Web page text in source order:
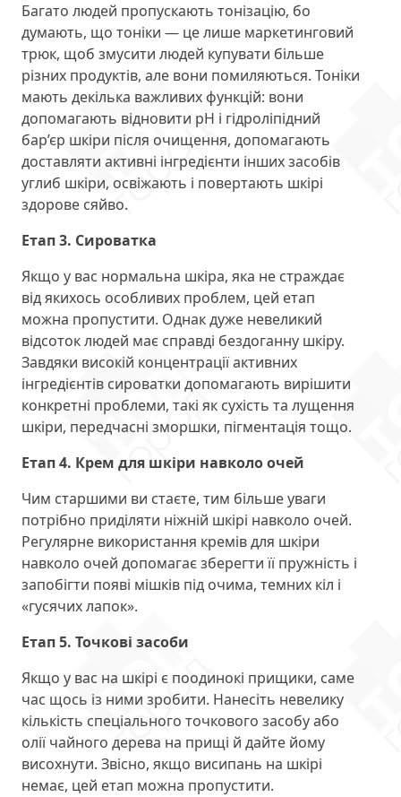
Багато людей пропускають тонізацію, бо
думають, що тоніки — це лише маркетинговий
трюк, щоб змусити людей купувати більше
різних продуктів, але вони помиляються. Тоніки
мають декілька важливих функцій: вони
допомагають відновити рН і гідроліпідний
бар’єр шкіри після очищення, допомагають
доставляти активні інгредієнти інших засобів
углиб шкіри, освіжають і повертають шкірі
здорове сяйво.
Етап 3. Сироватка
Якщо у вас нормальна шкіра, яка не страждає
від якихось особливих проблем, цей етап
можна пропустити. Однак дуже невеликий
відсоток людей має справді бездоганну шкіру.
Завдяки високій концентрації активних
інгредієнтів сироватки допомагають вирішити
конкретні проблеми, такі як сухість та лущення
шкіри, передчасні зморшки, пігментація тощо.
Етап 4. Крем для шкіри навколо очей
Чим старшими ви стаєте, тим більше уваги
потрібно приділяти ніжній шкірі навколо очей.
Регулярне використання кремів для шкіри
навколо очей допомагає зберегти її пружність і
запобігти появі мішків під очима, темних кіл і
«гусячих лапок».
Етап 5. Точкові засоби
Якщо у вас на шкірі є поодинокі прищики, саме
час щось із ними зробити. Нанесіть невелику
кількість спеціального точкового засобу або
олії чайного дерева на прищі й дайте йому
висохнути. Звісно, якщо висипань на шкірі
немає, цей етап можна пропустити.